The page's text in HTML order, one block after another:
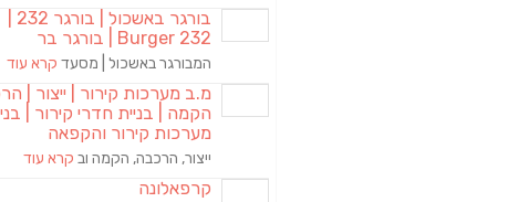
Burger 232 | בורגר בר
המבורגר באשכול | מסעד קרא עוד
מ.ב מערכות קירור | ייצור |
הקמה | בניית חדרי קירור |
מערכות קירור והקפאה
ייצור, הרכבה, הקמה וב קרא עוד
קרפאלונה